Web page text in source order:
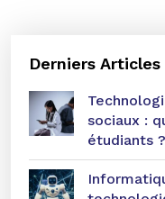
Derniers Articles
sociaux :
étudiants ?